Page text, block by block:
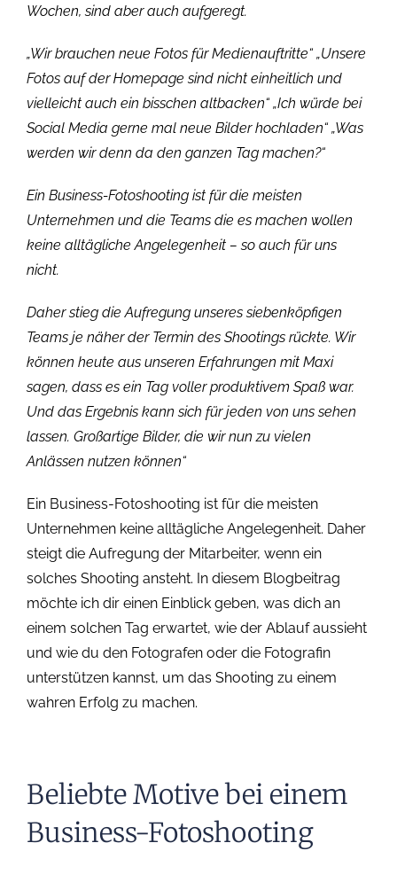
Wochen, sind aber auch aufgeregt.
„Wir brauchen neue Fotos für Medienauftritte“ „Unsere
Fotos auf der Homepage sind nicht einheitlich und
vielleicht auch ein bisschen altbacken“ „Ich würde bei
Social Media gerne mal neue Bilder hochladen“ „Was
werden wir denn da den ganzen Tag machen?“
Ein Business-Fotoshooting ist für die meisten
Unternehmen und die Teams die es machen wollen
keine alltägliche Angelegenheit – so auch für uns
nicht.
Daher stieg die Aufregung unseres siebenköpfigen
Teams je näher der Termin des Shootings rückte. Wir
können heute aus unseren Erfahrungen mit Maxi
sagen, dass es ein Tag voller produktivem Spaß war.
Und das Ergebnis kann sich für jeden von uns sehen
lassen. Großartige Bilder, die wir nun zu vielen
Anlässen nutzen können“
Ein Business-Fotoshooting ist für die meisten
Unternehmen keine alltägliche Angelegenheit. Daher
steigt die Aufregung der Mitarbeiter, wenn ein
solches Shooting ansteht. In diesem Blogbeitrag
möchte ich dir einen Einblick geben, was dich an
einem solchen Tag erwartet, wie der Ablauf aussieht
und wie du den Fotografen oder die Fotografin
unterstützen kannst, um das Shooting zu einem
wahren Erfolg zu machen.
Beliebte Motive bei einem
Business-Fotoshooting